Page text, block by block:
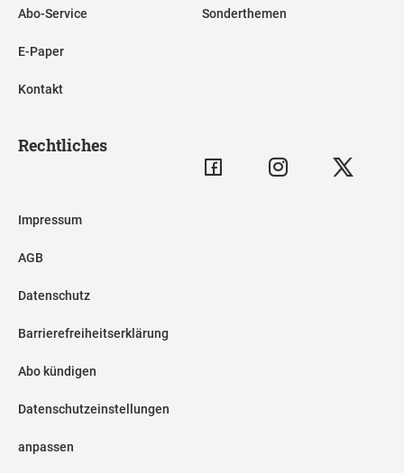
Abo-Service
E-Paper
Kontakt
Sonderthemen
Rechtliches
Impressum
AGB
Datenschutz
Barrierefreiheitserklärung
Abo kündigen
Datenschutzeinstellungen
anpassen